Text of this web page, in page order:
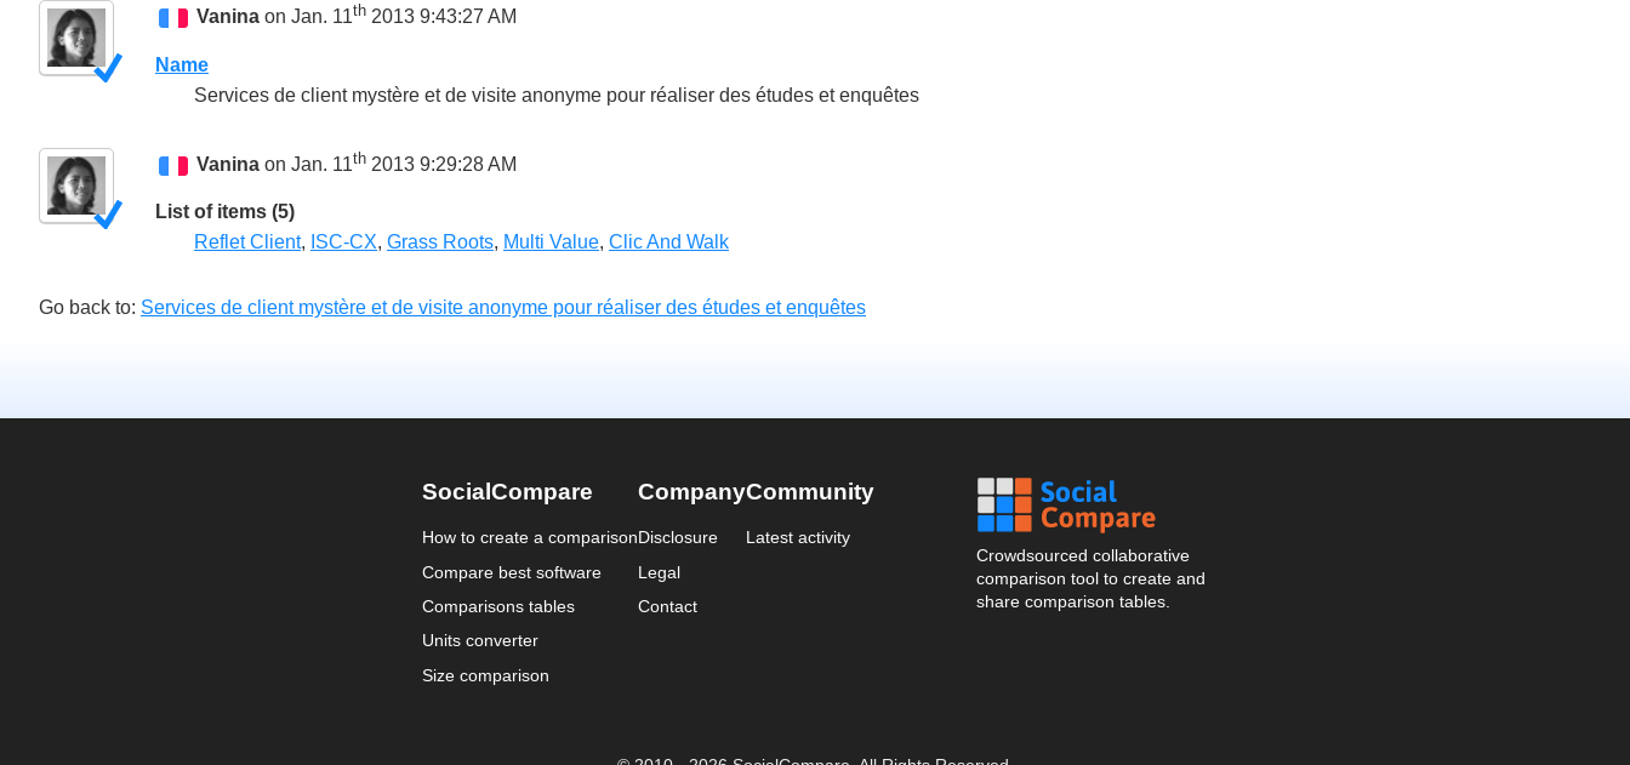
Vanina on Jan. 11th 2013 9:43:27 AM
Name
Services de client mystère et de visite anonyme pour réaliser des études et enquêtes
Vanina on Jan. 11th 2013 9:29:28 AM
List of items (5)
Reflet Client, ISC-CX, Grass Roots, Multi Value, Clic And Walk
Go back to: Services de client mystère et de visite anonyme pour réaliser des études et enquêtes
SocialCompare
How to create a comparison
Compare best software
Comparisons tables
Units converter
Size comparison
Company
Disclosure
Legal
Contact
Community
Latest activity
Crowdsourced collaborative
comparison tool to create and
share comparison tables.